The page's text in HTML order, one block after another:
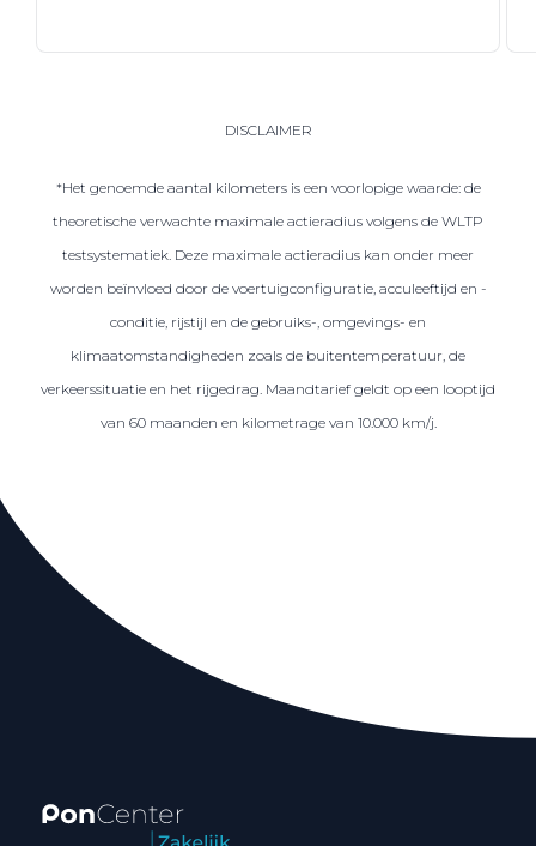
DISCLAIMER
*Het genoemde aantal kilometers is een voorlopige waarde: de
theoretische verwachte maximale actieradius volgens de WLTP
testsystematiek. Deze maximale actieradius kan onder meer
worden beïnvloed door de voertuigconfiguratie, acculeeftijd en -
conditie, rijstijl en de gebruiks-, omgevings- en
klimaatomstandigheden zoals de buitentemperatuur, de
verkeerssituatie en het rijgedrag. Maandtarief geldt op een looptijd
van 60 maanden en kilometrage van 10.000 km/j.